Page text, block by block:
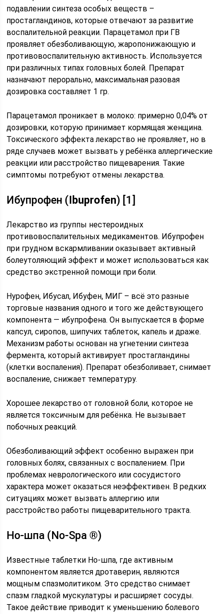
подавлении синтеза особых веществ –
простагландинов, которые отвечают за развитие
воспалительной реакции. Парацетамол при ГВ
проявляет обезболивающую, жаропонижающую и
противовоспалительную активность. Используется
при различных типах головных болей. Препарат
назначают перорально, максимальная разовая
дозировка составляет 1 гр.
Парацетамол проникает в молоко: примерно 0,04% от
дозировки, которую принимает кормящая женщина.
Токсического эффекта лекарство не проявляет, но в
ряде случаев может вызвать у ребёнка аллергические
реакции или расстройство пищеварения. Такие
симптомы потребуют отмены лекарства.
Ибупрофен (Ibuprofen) [1]
Лекарство из группы нестероидных
противовоспалительных медикаментов. Ибупрофен
при грудном вскармливании оказывает активный
болеутоляющий эффект и может использоваться как
средство экстренной помощи при боли.
Нурофен, Ибусал, Ибуфен, МИГ – всё это разные
торговые названия одного и того же действующего
компонента — ибупрофена. Он выпускается в форме
капсул, сиропов, шипучих таблеток, капель и драже.
Механизм работы основан на угнетении синтеза
фермента, который активирует простагландины
(клетки воспаления). Препарат обезболивает, снимает
воспаление, снижает температуру.
Хорошее лекарство от головной боли, которое не
является токсичным для ребёнка. Не вызывает
побочных реакций.
Обезболивающий эффект особенно выражен при
головных болях, связанных с воспалением. При
проблемах неврологического или сосудистого
характера может оказаться неэффективен. В редких
ситуациях может вызвать аллергию или
расстройство работы пищеварительного тракта.
Но-шпа (No-Spa ®)
Известные таблетки Но-шпа, где активным
компонентом является дротаверин, являются
мощным спазмолитиком. Это средство снимает
спазм гладкой мускулатуры и расширяет сосуды.
Такое действие приводит к уменьшению болевого